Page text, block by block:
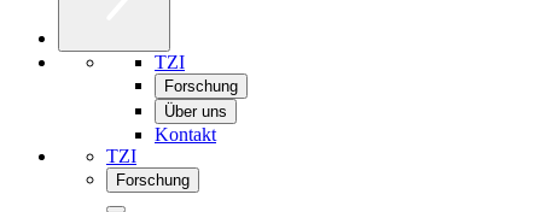
TZI
Forschung
Über uns
Kontakt
TZI
Forschung